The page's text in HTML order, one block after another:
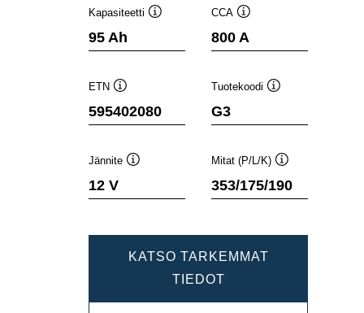
Kapasiteetti
95 Ah
CCA
800 A
ETN
595402080
Tuotekoodi
G3
Jännite
12 V
Mitat (P/L/K)
353/175/190
KATSO TARKEMMAT
TIEDOTDYNAMIC
SLI